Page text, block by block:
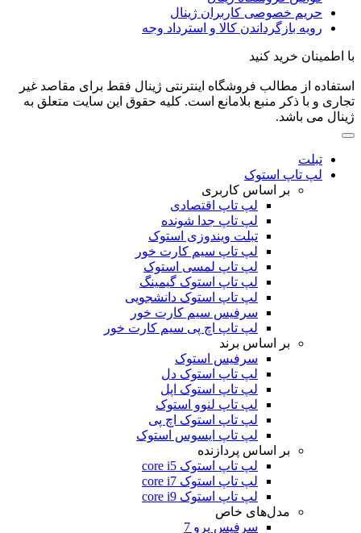
حریم خصوصی کاربران ژینال
رویه بازگرداندن کالا و استرداد وجه
با اطمینان خرید کنید
استفاده از مطالب فروشگاه اینترنتی ژینال فقط برای مقاصد غیر
تجاری و با ذکر منبع بلامانع است. کلیه حقوق این سایت متعلق به
ژینال می باشد.
تبلت
لپ تاپ استوک
بر اساس کاربری
لپ تاپ اقتصادی
لپ تاپ جدا شونده
تبلت ویندوزی استوک
لپ تاپ سیم کارت خور
لپ تاپ لمسی استوک
لپ تاپ استوک گیمینگ
لپ تاپ استوک دانشجویی
سرفیس سیم کارت خور
لپ تاپ اچ پی سیم کارت خور
بر اساس برند
سرفیس استوک
لپ تاپ استوک دل
لپ تاپ استوک اپل
لپ تاپ لنوو استوک
لپ تاپ استوک اچ پی
لپ تاپ ایسوس استوک
بر اساس پردازنده
لپ تاپ استوک core i5
لپ تاپ استوک core i7
لپ تاپ استوک core i9
مدل‌های خاص
سرفیس پرو 7